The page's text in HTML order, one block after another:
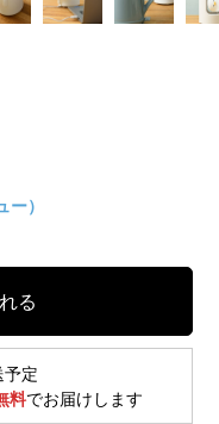
ー）
れる
予定
料でお届けします